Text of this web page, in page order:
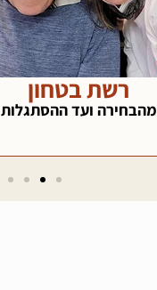
רשת בטחון
מהבחירה ועד ההסתגלות